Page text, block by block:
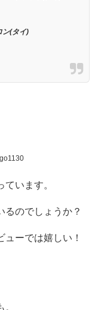
(タイ)
います。
るのでしょうか？
ーでは嬉しい！